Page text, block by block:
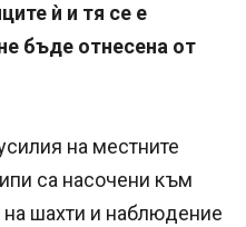
ѝ и тя се е
бъде отнесена от
на местните
са насочени към
на шахти и наблюдение